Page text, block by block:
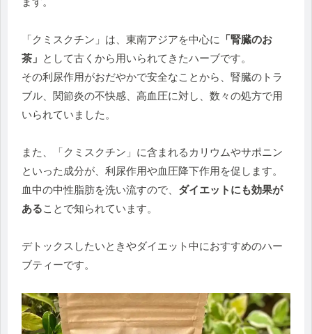
「クミスクチン」は、東南アジアを中心に 「腎臓のお
茶」 として古くから用いられてきたハーブです。
その利尿作用がおだやかで安全なことから、腎臓のトラ
ブル、関節炎の不快感、高血圧に対し、数々の処方で用
いられていました。
また、「クミスクチン」に含まれるカリウムやサポニン
といった成分が、利尿作用や血圧降下作用を促します。
血中の中性脂肪を洗い流すので、 ダイエットにも効果が
あることで知られています。
デトックスしたいときやダイエット中におすすめのハー
ブティーです。